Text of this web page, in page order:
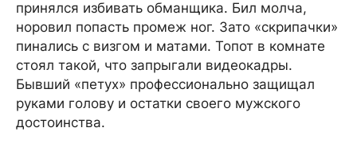
принялся избивать обманщика. Бил молча,
норовил попасть промеж ног. Зато «скрипачки»
пинались с визгом и матами. Топот в комнате
стоял такой, что запрыгали видеокадры.
Бывший «петух» профессионально защищал
руками голову и остатки своего мужского
достоинства.